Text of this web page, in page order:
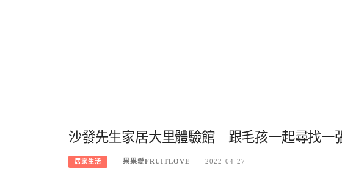
沙發先生家居大里體驗館 跟毛孩一起尋找一
居家生活 果果愛FRUITLOVE 2022-04-27